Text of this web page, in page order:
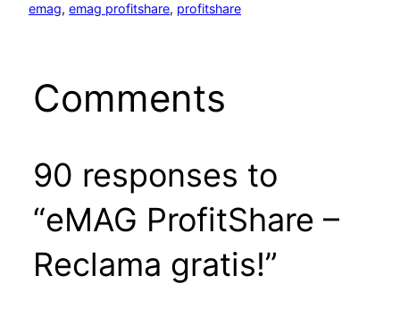
emag, emag profitshare, profitshare
Comments
90 responses to
“eMAG ProfitShare –
Reclama gratis!”